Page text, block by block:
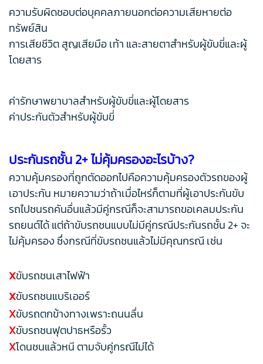
ความรับผิดชอบต่อบุคคลภายนอกต่อความเสียหายต่อ
ทรัพย์สิน
การเสียชีวิต สูญเสียมือ เท้า และสายตาสำหรับผู้ขับขี่และผู้
โดยสาร
ค่ารักษาพยาบาลสำหรับผู้ขับขี่และผู้โดยสาร
ค่าประกันตัวสำหรับผู้ขับขี่
ประกันรถชั้น 2+ ไม่คุ้มครองอะไรบ้าง?
ความคุ้มครองที่ถูกตัดออกไปคือความคุ้มครองตัวรถของผู้
เอาประกัน หมายความว่าถ้าเมื่อไหร่ก็ตามที่ผู้เอาประกันขับ
รถไปชนรถคันอื่นแล้วมีคู่กรณีก็จะสามารถขอเคลมประกัน
รถยนต์ได้ แต่ถ้าขับรถชนแบบไม่มีคู่กรณีประกันรถชั้น 2+ จะ
ไม่คุ้มครอง ซึ่งกรณีที่ขับรถชนแล้วไม่มีคุณกรณี เช่น
xขับรถชนเสาไฟฟ้า
xขับรถชนแบริเออร์
Xขับรถตกข้างทางเพราะถนนลื่น
Xขับรถชนฟุตปาธหรือรั้ว
Xโดนชนแล้วหนี ตามจับคู่กรณีไม่ได้